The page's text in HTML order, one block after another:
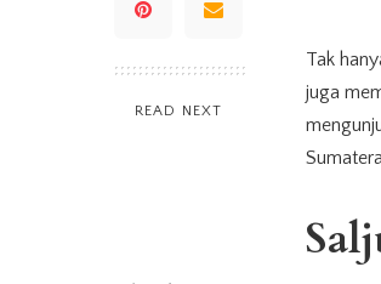
READ NEXT
Tak
juga